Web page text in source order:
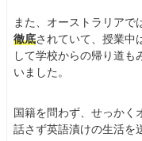
また、オーストラリアで
徹底されていて、授業中
して学校からの帰り道も
いました。
国籍を問わず、せっかく
話さず英語漬けの生活を